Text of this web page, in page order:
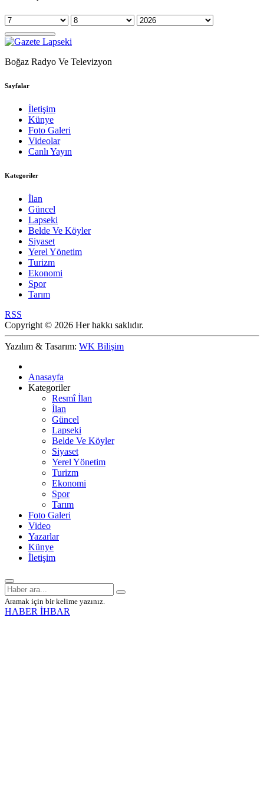
Boğaz Radyo Ve Televizyon
Sayfalar
İletişim
Künye
Foto Galeri
Videolar
Canlı Yayın
Kategoriler
İlan
Güncel
Lapseki
Belde Ve Köyler
Siyaset
Yerel Yönetim
Turizm
Ekonomi
Spor
Tarım
RSS
Copyright © 2026 Her hakkı saklıdır.
Yazılım & Tasarım: WK Bilişim
Anasayfa
Kategoriler
Resmî İlan
İlan
Güncel
Lapseki
Belde Ve Köyler
Siyaset
Yerel Yönetim
Turizm
Ekonomi
Spor
Tarım
Foto Galeri
Video
Yazarlar
Künye
İletişim
Aramak için bir kelime yazınız.
HABER İHBAR